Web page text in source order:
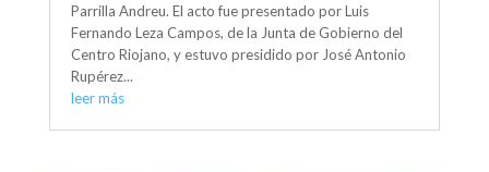
Parrilla Andreu. El acto fue presentado por Luis
Fernando Leza Campos, de la Junta de Gobierno del
Centro Riojano, y estuvo presidido por José Antonio
Rupérez...
leer más